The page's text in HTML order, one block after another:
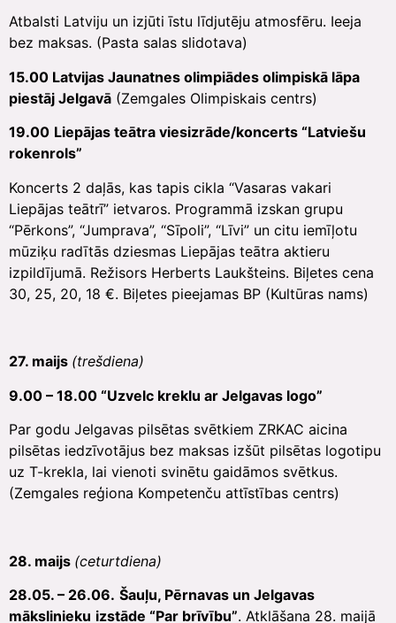
Atbalsti Latviju un izjūti īstu līdjutēju atmosfēru. Ieeja
bez maksas. (Pasta salas slidotava)
15.00 Latvijas Jaunatnes olimpiādes olimpiskā lāpa
piestāj Jelgavā (Zemgales Olimpiskais centrs)
19.00 Liepājas teātra viesizrāde/koncerts “Latviešu
rokenrols”
Koncerts 2 daļās, kas tapis cikla “Vasaras vakari
Liepājas teātrī” ietvaros. Programmā izskan grupu
“Pērkons”, “Jumprava”, “Sīpoli”, “Līvi” un citu iemīļotu
mūziķu radītās dziesmas Liepājas teātra aktieru
izpildījumā. Režisors Herberts Laukšteins. Biļetes cena
30, 25, 20, 18 €. Biļetes pieejamas BP (Kultūras nams)
27. maijs (trešdiena)
9.00 – 18.00 “Uzvelc kreklu ar Jelgavas logo”
Par godu Jelgavas pilsētas svētkiem ZRKAC aicina
pilsētas iedzīvotājus bez maksas izšūt pilsētas logotipu
uz T-krekla, lai vienoti svinētu gaidāmos svētkus.
(Zemgales reģiona Kompetenču attīstības centrs)
28. maijs (ceturtdiena)
28.05. – 26.06. Šauļu, Pērnavas un Jelgavas
mākslinieku izstāde “Par brīvību”. Atklāšana 28. maijā